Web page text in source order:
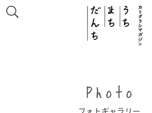
このサイトについて
フォトギャラリー